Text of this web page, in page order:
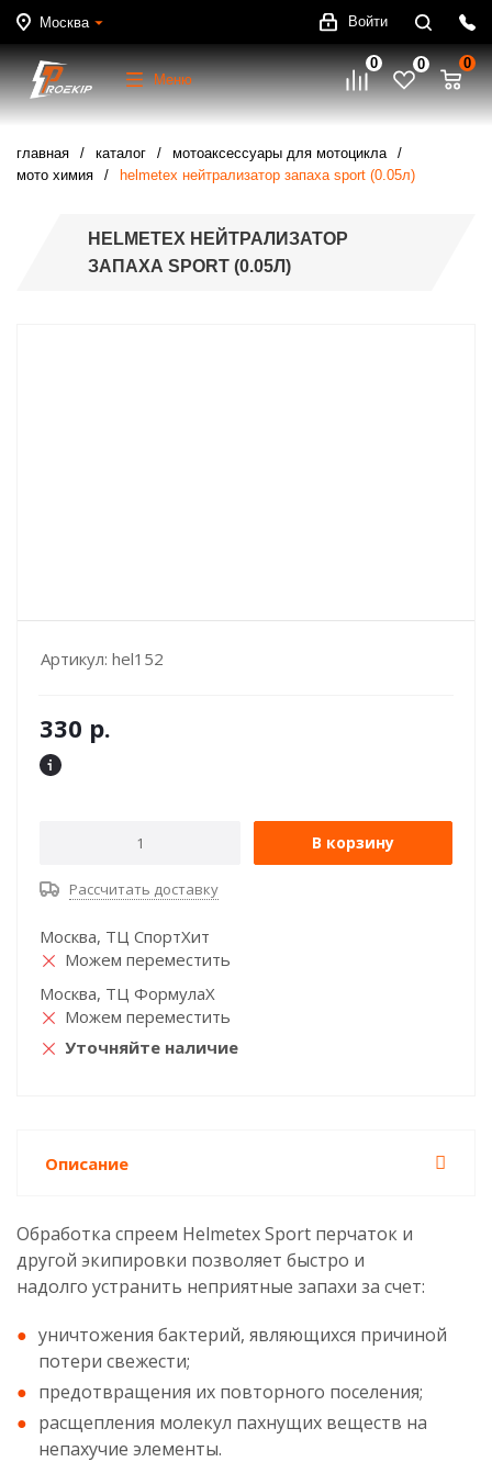
Москва Войти
Меню
0 0 0
главная каталог
мотоаксессуары для мотоцикла
мото химия
helmetex нейтрализатор запаха sport (0.05л)
HELMETEX НЕЙТРАЛИЗАТОР
ЗАПАХА SPORT (0.05Л)
Артикул: hel152
330 р.
В корзину
Рассчитать доставку
Москва, ТЦ СпортХит
Можем переместить
Москва, ТЦ ФормулаХ
Можем переместить
Уточняйте наличие
Описание
Обработка спреем Helmetex Sport перчаток и
другой экипировки позволяет быстро и
надолго устранить неприятные запахи за счет:
уничтожения бактерий, являющихся причиной
потери свежести;
предотвращения их повторного поселения;
расщепления молекул пахнущих веществ на
непахучие элементы.